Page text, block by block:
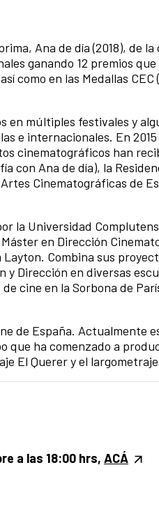
Ana de día (2018), de
ganando 12 premios
como en las Medallas
múltiples festivales y
e internacionales. En
cinematográficos han
con Ana de día), la
Cinematográficas de
la Universidad
en Dirección
Combina sus
Dirección en diversas
cine en la Sorbona de
de España. Actualmente
que ha comenzado a
El Querer y el
a las 18:00 hrs, ACÁ